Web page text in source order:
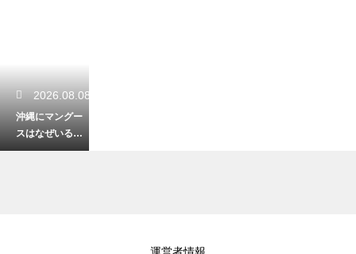
2026.08.08
沖縄にマングー
スはなぜいる？
ハブ退治の目的